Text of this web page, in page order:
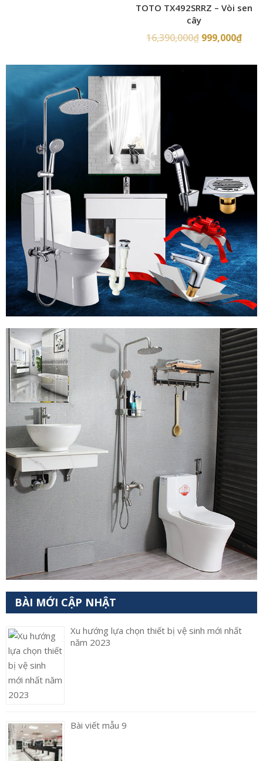
TOTO TX492SRRZ – Vòi sen
cây
16,390,000₫ 999,000₫
BÀI MỚI CẬP NHẬT
Xu hướng lựa chọn thiết bị vệ sinh mới nhất
năm 2023
Bài viết mẫu 9